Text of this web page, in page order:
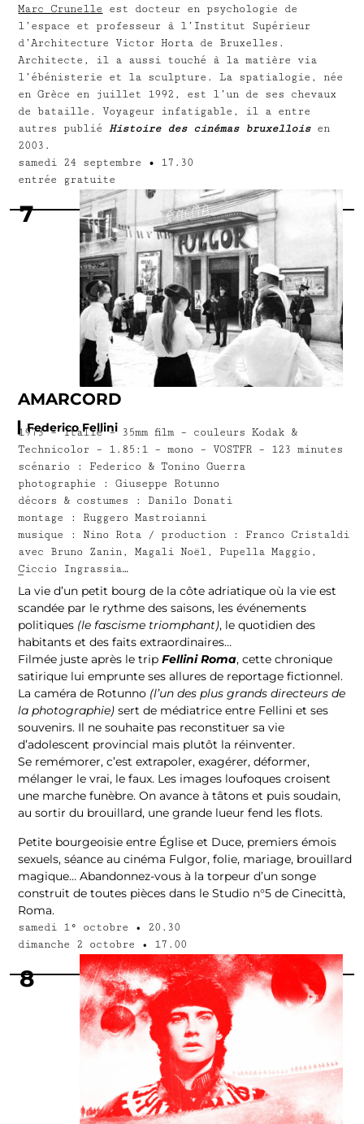
Marc Crunelle est docteur en psychologie de
l’espace et professeur à l’Institut Supérieur
d’Architecture Victor Horta de Bruxelles.
Architecte, il a aussi touché à la matière via
l’ébénisterie et la sculpture. La spatialogie, née
en Grèce en juillet 1992, est l’un de ses chevaux
de bataille. Voyageur infatigable, il a entre
autres publiéHistoire des cinémas bruxelloisen
2003.
samedi 24 septembre • 17.30
entrée gratuite
7
AMARCORD
▎Federico Fellini
1973 – Italie – 35mm film – couleurs Kodak &
Technicolor – 1.85:1 – mono – VOSTFR – 123 minutes
scénario : Federico & Tonino Guerra
photographie : Giuseppe Rotunno
décors & costumes : Danilo Donati
montage : Ruggero Mastroianni
musique : Nino Rota / production : Franco Cristaldi
avec Bruno Zanin, Magali Noël, Pupella Maggio,
Ciccio Ingrassia…
–
La vie d’un petit bourg de la côte adriatique où la vie est
scandée par le rythme des saisons, les événements
politiques (le fascisme triomphant), le quotidien des
habitants et des faits extraordinaires…
Filmée juste après le tripFellini Roma, cette chronique
satirique lui emprunte ses allures de reportage fictionnel.
La caméra de Rotunno (l’un des plus grands directeurs de
la photographie) sert de médiatrice entre Fellini et ses
souvenirs. Il ne souhaite pas reconstituer sa vie
d’adolescent provincial mais plutôt la réinventer.
Se remémorer, c’est extrapoler, exagérer, déformer,
mélanger le vrai, le faux. Les images loufoques croisent
une marche funèbre. On avance à tâtons et puis soudain,
au sortir du brouillard, une grande lueur fend les flots.
Petite bourgeoisie entre Église et Duce, premiers émois
sexuels, séance au cinéma Fulgor, folie, mariage, brouillard
magique… Abandonnez-vous à la torpeur d’un songe
construit de toutes pièces dans le Studio n°5 de Cinecittà,
Roma.
samedi 1° octobre • 20.30
dimanche 2 octobre • 17.00
8